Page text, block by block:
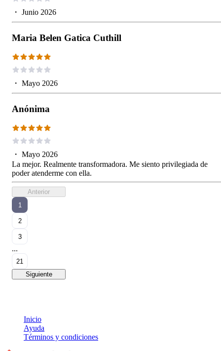
・ Junio 2026
Maria Belen Gatica Cuthill
・ Mayo 2026
Anónima
・ Mayo 2026
La mejor. Realmente transformadora. Me siento privilegiada de
poder atenderme con ella.
Anterior
1
2
3
...
21
Siguiente
Inicio
Ayuda
Términos y condiciones